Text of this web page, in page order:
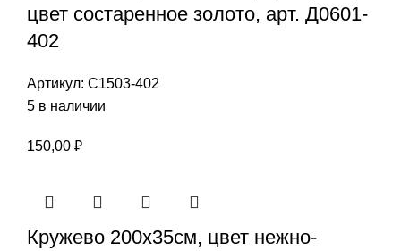
цвет состаренное золото, арт. Д0601-
402
Артикул: С1503-402
5 в наличии
150,00 ₽
Кружево 200х35см, цвет нежно-